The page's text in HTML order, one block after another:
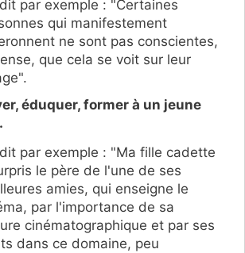
par exemple : "Certaines
qui manifestement
ne sont pas conscientes,
que cela se voit sur leur
éduquer, former à un jeune
par exemple : "Ma fille cadette
le père de l'une de ses
amies, qui enseigne le
par l'importance de sa
cinématographique et par ses
dans ce domaine, peu